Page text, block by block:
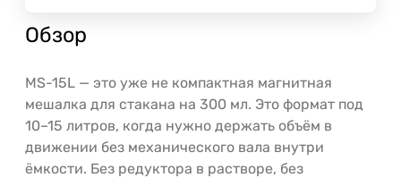
Обзор
MS-15L — это уже не компактная магнитная
мешалка для стакана на 300 мл. Это формат под
10–15 литров, когда нужно держать объём в
движении без механического вала внутри
ёмкости. Без редуктора в растворе, без